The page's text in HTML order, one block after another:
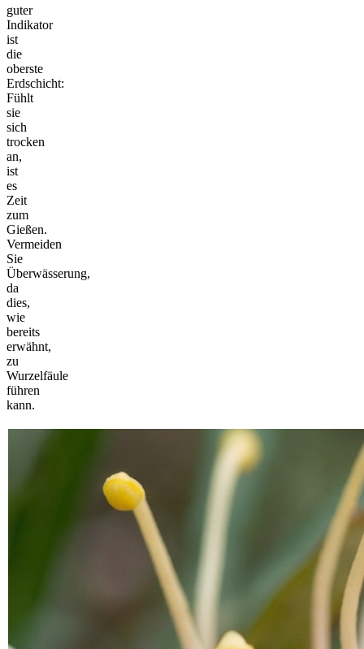
guter
Indikator
ist
die
oberste
Erdschicht:
Fühlt
sie
sich
trocken
an,
ist
es
Zeit
zum
Gießen.
Vermeiden
Sie
Überwässerung,
da
dies,
wie
bereits
erwähnt,
zu
Wurzelfäule
führen
kann.